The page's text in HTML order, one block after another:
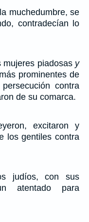
muchedumbre, se
contradecían lo
mujeres piadosas y
prominentes de
contra
de su comarca.
excitaron y
los gentiles contra
judíos, con sus
atentado para